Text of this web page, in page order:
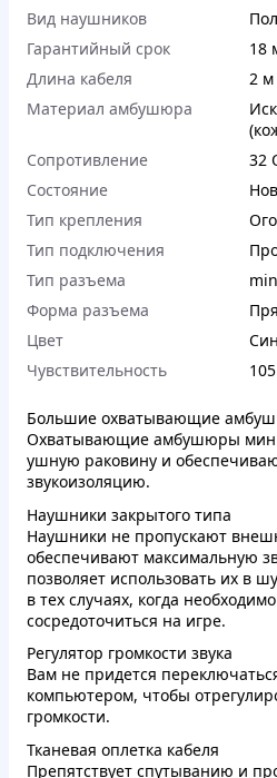
Вид наушников
Гарантийный срок
18
Длина кабеля
2 м
Материал амбушюра
Сопротивление
32
Состояние
Тип крепления
Тип подключения
Тип разъема
Форма разъема
Цвет
Чувствительность
Большие охватывающие
Охватывающие амбушюры
ушную раковину и
звукоизоляцию.
Наушники закрытого типа
Наушники не пропускают
обеспечивают максимальную
позволяет использовать их в
в тех случаях, когда
сосредоточиться на игре.
Регулятор громкости звука
Вам не придется
компьютером, чтобы
громкости.
Тканевая оплетка кабеля
Препятствует спутыванию и